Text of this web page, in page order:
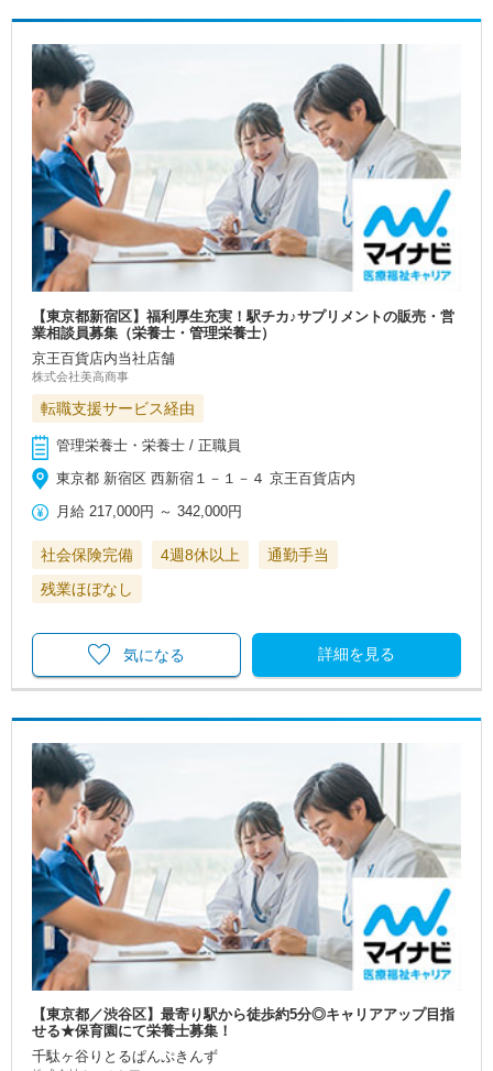
【東京都新宿区】福利厚生充実！駅チカ♪サプリメントの販売・営
業相談員募集（栄養士・管理栄養士）
京王百貨店内当社店舗
株式会社美高商事
転職支援サービス経由
管理栄養士・栄養士 / 正職員
東京都 新宿区 西新宿１－１－４ 京王百貨店内
月給 217,000円 ～342,000円
社会保険完備 4週8休以上
通勤手当
残業ほぼなし
詳細を見る
気になる
【東京都／渋谷区】最寄り駅から徒歩約5分◎キャリアアップ目指
せる★保育園にて栄養士募集！
千駄ヶ谷りとるぱんぷきんず